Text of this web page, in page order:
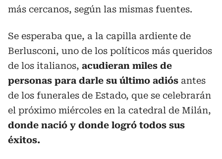
más cercanos, según las mismas fuentes.
Se esperaba que, a la capilla ardiente de
Berlusconi, uno de los políticos más queridos
de los italianos, acudieran miles de
personas para darle su último adiós antes
de los funerales de Estado, que se celebrarán
el próximo miércoles en la catedral de Milán,
donde nació y donde logró todos sus
éxitos.